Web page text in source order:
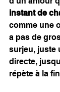
instant de
comme une
a pas de
surjeu, juste
directe,
répète à la